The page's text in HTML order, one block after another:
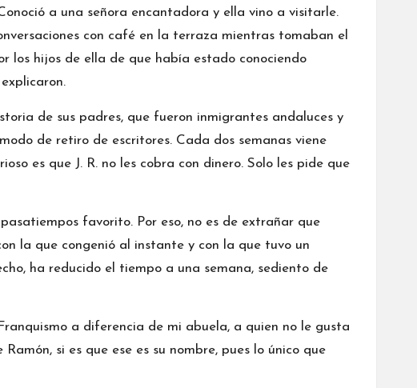
a una señora encantadora y ella vino a visitarle.
con café en la terraza mientras tomaban el
los hijos de ella de que había estado conociendo
de sus padres, que fueron inmigrantes andaluces y
de retiro de escritores. Cada dos semanas viene
es que J. R. no les cobra con dinero. Solo les pide que
favorito. Por eso, no es de extrañar que
la que congenió al instante y con la que tuvo un
ha reducido el tiempo a una semana, sediento de
a diferencia de mi abuela, a quien no le gusta
si es que ese es su nombre, pues lo único que